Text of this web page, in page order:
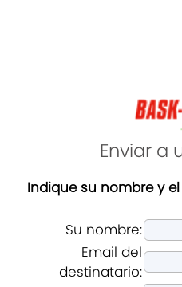
Enviar a
Indique su nombre y
Su nombre:
Email del
destinatario: